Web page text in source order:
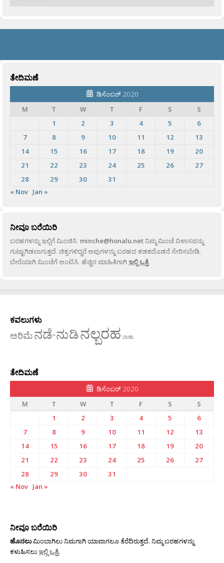
ತೇದಿಮಣೆ
ಡಿಸೆಂಬರ್ 2020
M
T W T F S
S
1
2 3 4 5
6
7
8 9 10 11 12
13
14
15 16 17 18 19
20
21
22 23 24 25 26
27
28
29 30
31
« Nov Jan »
ನೀವೂ ಬರೆಯಿರಿ
ಬರಹಗಳನ್ನು ಇಲ್ಲಿಗೆ ಮಿಂಚಿಸಿ: minche@honalu.netನಿಮ್ಮ ಮಿಂಚೆ ವಿಳಾಸವನ್ನು
ಗುಟ್ಟಾಗಿಡಲಾಗುತ್ತದೆ. ಚಿತ್ರಗಳಿದ್ದರೆ ಅವುಗಳನ್ನು ಬರಹದ ಕಡತದೊಡನೆ ಸೇರಿಸಬೇಡಿ,
ಬೇರೆಯಾಗಿ ಮಿಂಚೆಗೆ ಅಂಟಿಸಿ. ಹೆಚ್ಚಿನ ಮಾಹಿತಿಗಾಗಿಇಲ್ಲಿ ಒತ್ತಿ.
ಕವಲುಗಳು
ಅರಿಮೆನಡೆ-ನುಡಿನಲ್ಬರಹ ನಾಡು
ತೇದಿಮಣೆ
ಡಿಸೆಂಬರ್ 2020
M
T W T F S
S
1
2 3 4 5
6
7
8 9 10 11 12
13
14
15 16 17 18 19
20
21
22 23 24 25 26
27
28
29 30
31
« Nov Jan »
ನೀವೂ ಬರೆಯಿರಿ
ಹೊನಲುಮಿಂಬಾಗಿಲು ನಿಮಗಾಗಿ ಯಾವಾಗಲೂ ತೆರೆದಿರುತ್ತದೆ. ನಿಮ್ಮ ಬರಹಗಳನ್ನು
ಕಳುಹಿಸಲುಇಲ್ಲಿ ಒತ್ತಿ.